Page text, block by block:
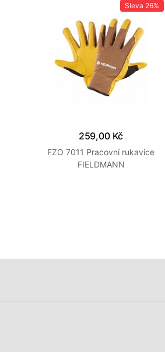
Sleva 26%
259,00 Kč
FZO 7011 Pracovní rukavice
FIELDMANN